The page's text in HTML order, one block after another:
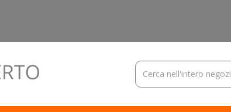
Cerca
Prodotto